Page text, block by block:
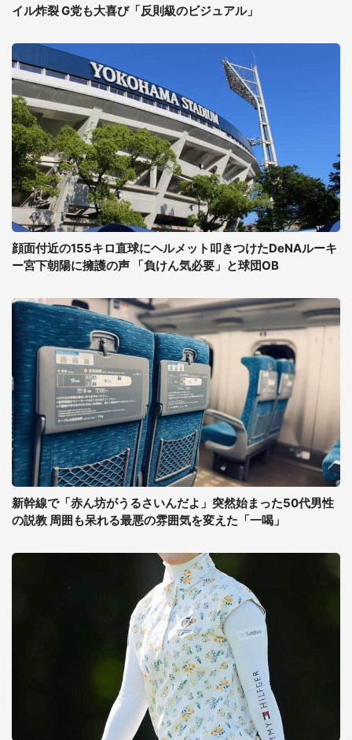
イル炸裂 G党も大喜び「反則級のビジュアル」
顔面付近の155キロ直球にヘルメット叩きつけたDeNAルーキ
ー宮下朝陽に擁護の声 「負けん気必要」と球団OB
新幹線で「赤ん坊がうるさいんだよ」突然始まった50代男性
の説教 周囲も呆れる最悪の雰囲気を変えた「一喝」